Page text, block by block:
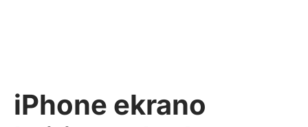
iPhone ekrano